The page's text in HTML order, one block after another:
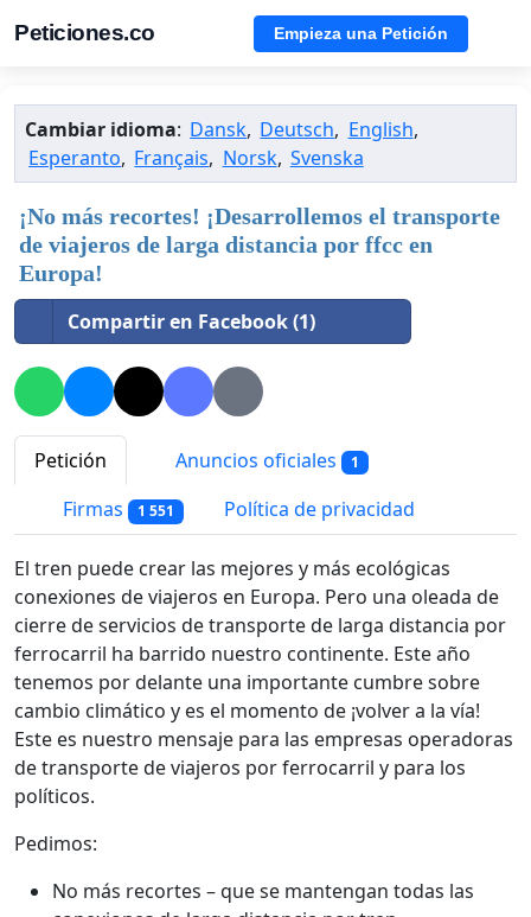
Peticiones.co Empieza una Petición
Cambiar idioma: Dansk, Deutsch, English,
Esperanto, Français, Norsk, Svenska
¡No más recortes! ¡Desarrollemos el transporte
de viajeros de larga distancia por ffcc en
Europa!
Compartir en Facebook (1)
Petición Anuncios oficiales 1
Firmas 1 551 Política de privacidad
El tren puede crear las mejores y más ecológicas
conexiones de viajeros en Europa. Pero una oleada de
cierre de servicios de transporte de larga distancia por
ferrocarril ha barrido nuestro continente. Este año
tenemos por delante una importante cumbre sobre
cambio climático y es el momento de ¡volver a la vía!
Este es nuestro mensaje para las empresas operadoras
de transporte de viajeros por ferrocarril y para los
políticos.
Pedimos:
No más recortes – que se mantengan todas las